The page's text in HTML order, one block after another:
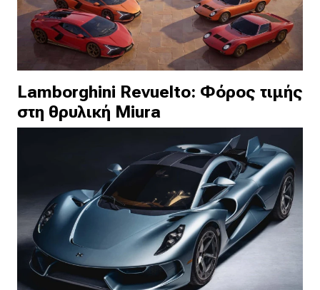
Lamborghini Revuelto: Φόρος τιμής
στη θρυλική Miura